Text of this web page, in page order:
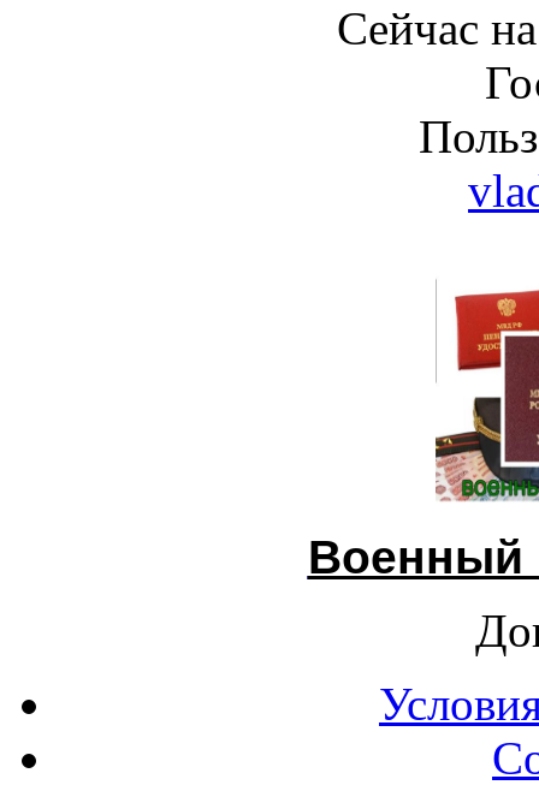
Сейчас
Военный